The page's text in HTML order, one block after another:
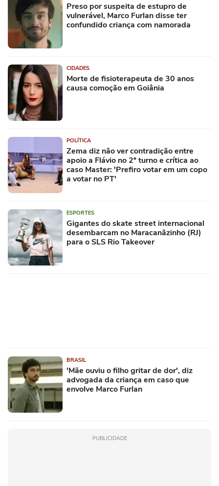
Preso por suspeita de estupro de
vulnerável, Marco Furlan disse ter
confundido criança com namorada
CIDADES
Morte de fisioterapeuta de 30 anos
causa comoção em Goiânia
POLÍTICA
Zema diz não ver contradição entre
apoio a Flávio no 2º turno e crítica ao
caso Master: 'Prefiro votar em um copo
a votar no PT'
ESPORTES
Gigantes do skate street internacional
desembarcam no Maracanãzinho (RJ)
para o SLS Rio Takeover
BRASIL
'Mãe ouviu o filho gritar de dor', diz
advogada da criança em caso que
envolve Marco Furlan
PUBLICIDADE